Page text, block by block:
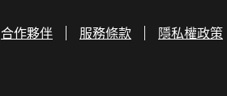
合作夥伴 服務條款 隱私權政策